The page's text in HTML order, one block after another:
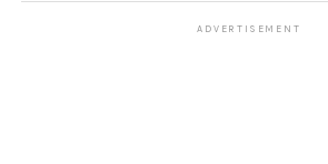
ADVERTISEMENT